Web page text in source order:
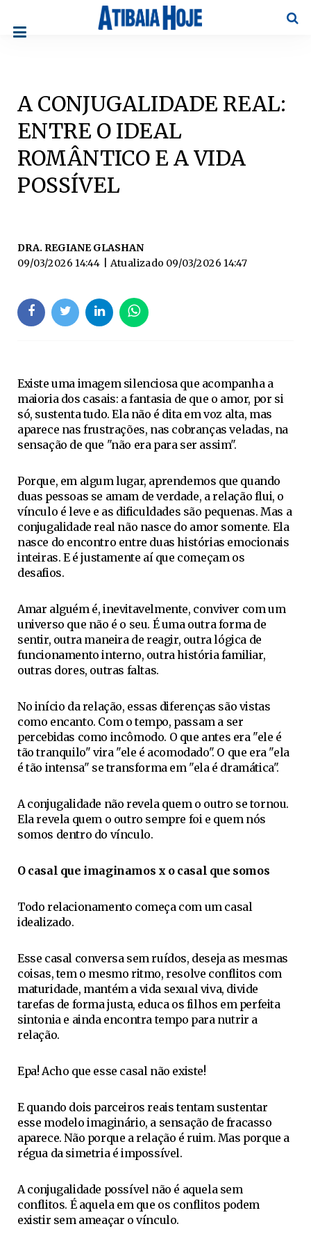
A CONJUGALIDADE REAL:
ENTRE O IDEAL
ROMÂNTICO E A VIDA
POSSÍVEL
DRA. REGIANE GLASHAN
09/03/2026 14:44
| Atualizado 09/03/2026 14:47
Existe uma imagem silenciosa que acompanha a
maioria dos casais: a fantasia de que o amor, por si
só, sustenta tudo. Ela não é dita em voz alta, mas
aparece nas frustrações, nas cobranças veladas, na
sensação de que "não era para ser assim".
Porque, em algum lugar, aprendemos que quando
duas pessoas se amam de verdade, a relação flui, o
vínculo é leve e as dificuldades são pequenas. Mas a
conjugalidade real não nasce do amor somente. Ela
nasce do encontro entre duas histórias emocionais
inteiras. E é justamente aí que começam os
desafios.
Amar alguém é, inevitavelmente, conviver com um
universo que não é o seu. É uma outra forma de
sentir, outra maneira de reagir, outra lógica de
funcionamento interno, outra história familiar,
outras dores, outras faltas.
No início da relação, essas diferenças são vistas
como encanto. Com o tempo, passam a ser
percebidas como incômodo. O que antes era "ele é
tão tranquilo" vira "ele é acomodado". O que era "ela
é tão intensa" se transforma em "ela é dramática".
A conjugalidade não revela quem o outro se tornou.
Ela revela quem o outro sempre foi e quem nós
somos dentro do vínculo.
O casal que imaginamos x o casal que somos
Todo relacionamento começa com um casal
idealizado.
Esse casal conversa sem ruídos, deseja as mesmas
coisas, tem o mesmo ritmo, resolve conflitos com
maturidade, mantém a vida sexual viva, divide
tarefas de forma justa, educa os filhos em perfeita
sintonia e ainda encontra tempo para nutrir a
relação.
Epa! Acho que esse casal não existe!
E quando dois parceiros reais tentam sustentar
esse modelo imaginário, a sensação de fracasso
aparece. Não porque a relação é ruim. Mas porque a
régua da simetria é impossível.
A conjugalidade possível não é aquela sem
conflitos. É aquela em que os conflitos podem
existir sem ameaçar o vínculo.